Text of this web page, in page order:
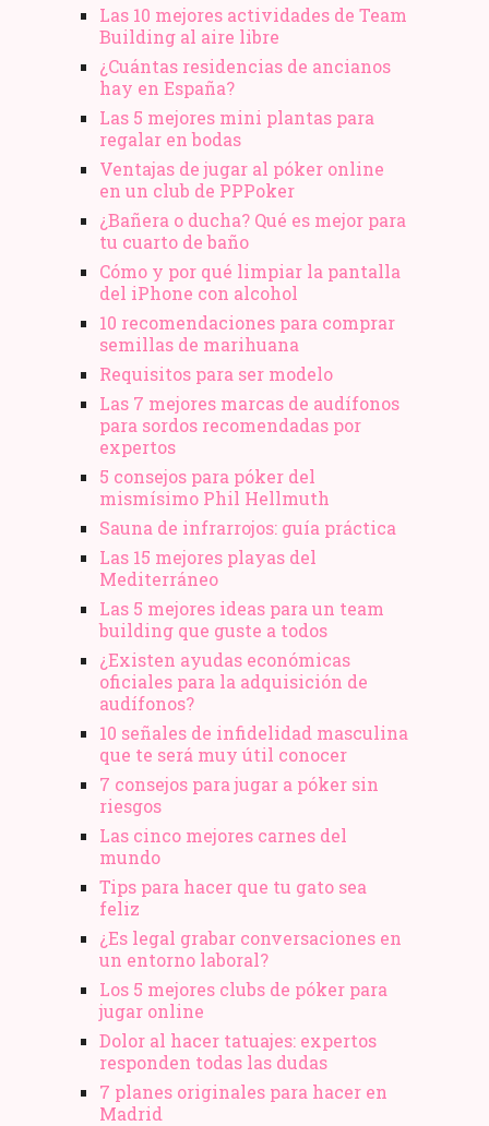
Las 10 mejores actividades de Team
Building al aire libre
¿Cuántas residencias de ancianos
hay en España?
Las 5 mejores mini plantas para
regalar en bodas
Ventajas de jugar al póker online
en un club de PPPoker
¿Bañera o ducha? Qué es mejor para
tu cuarto de baño
Cómo y por qué limpiar la pantalla
del iPhone con alcohol
10 recomendaciones para comprar
semillas de marihuana
Requisitos para ser modelo
Las 7 mejores marcas de audífonos
para sordos recomendadas por
expertos
5 consejos para póker del
mismísimo Phil Hellmuth
Sauna de infrarrojos: guía práctica
Las 15 mejores playas del
Mediterráneo
Las 5 mejores ideas para un team
building que guste a todos
¿Existen ayudas económicas
oficiales para la adquisición de
audífonos?
10 señales de infidelidad masculina
que te será muy útil conocer
7 consejos para jugar a póker sin
riesgos
Las cinco mejores carnes del
mundo
Tips para hacer que tu gato sea
feliz
¿Es legal grabar conversaciones en
un entorno laboral?
Los 5 mejores clubs de póker para
jugar online
Dolor al hacer tatuajes: expertos
responden todas las dudas
7 planes originales para hacer en
Madrid